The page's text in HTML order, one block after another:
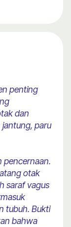
penting
dan
paru
pencernaan.
otak
saraf vagus
tubuh. Bukti
bahwa